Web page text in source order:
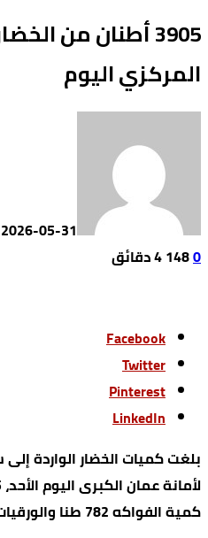
3905 أطنان من
المركزي اليوم
2026-05-31
0
1484 ‫دقائق‬
Facebook
Twitter
Pinterest
LinkedIn
بلغت كميات الخضار الواردة
كمية الفواكه 782 طنا والورقيات 204 أطنان.